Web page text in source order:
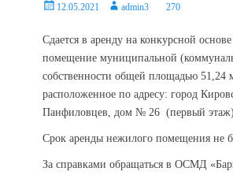
Posted12.05.2021 Authoradmin3 270
Сдается в аренду на конкурсной
помещение муниципальной
собственности общей площадью 51,24
расположенное по адресу: город
Панфиловцев, дом № 26 (первый
Срок аренды нежилого помещения не
За справками обращаться в ОСМД